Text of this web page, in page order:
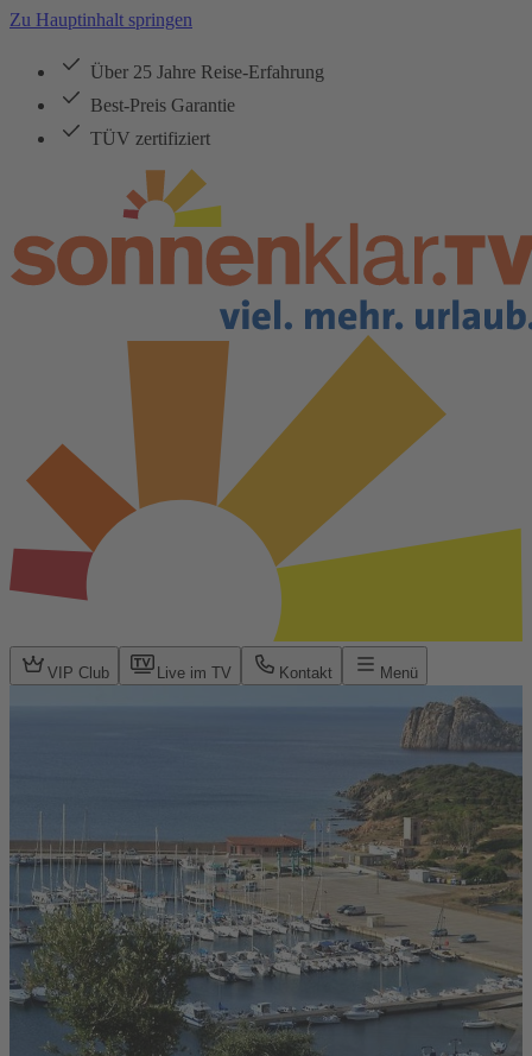
Zu Hauptinhalt springen
Über 25 Jahre Reise-Erfahrung
Best-Preis Garantie
TÜV zertifiziert
VIP Club Live im TV Kontakt Menü